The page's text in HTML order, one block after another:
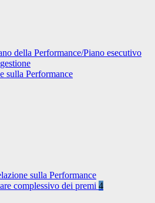
della Performance/Piano esecutivo
sulla Performance
sulla Performance
complessivo dei premi 4